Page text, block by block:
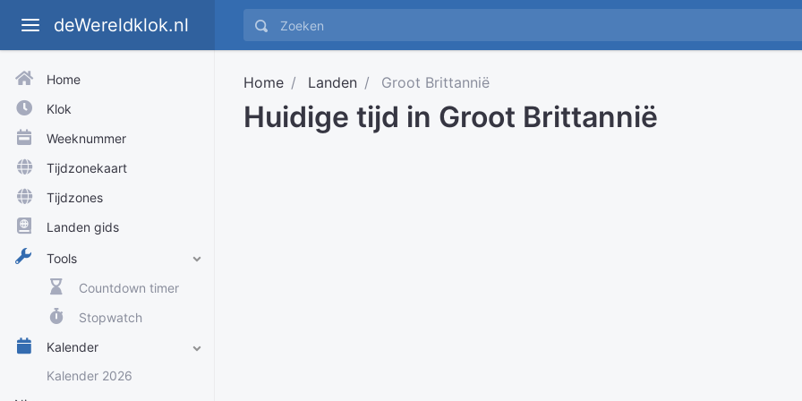
deWereldklok.nl
Home
Klok
Weeknummer
Tijdzonekaart
Tijdzones
Landen gids
Tools
Countdown timer
Stopwatch
Kalender
Kalender 2026
Home Landen Groot Brittannië
Huidige tijd in Groot Brittannië